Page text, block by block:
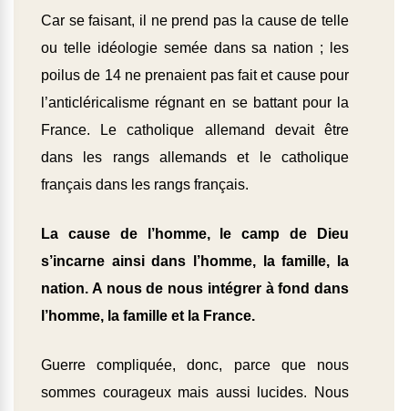
Car se faisant, il ne prend pas la cause de telle
ou telle idéologie semée dans sa nation ; les
poilus de 14 ne prenaient pas fait et cause pour
l’anticléricalisme régnant en se battant pour la
France. Le catholique allemand devait être
dans les rangs allemands et le catholique
français dans les rangs français.
La cause de l’homme, le camp de Dieu
s’incarne ainsi dans l’homme, la famille, la
nation. A nous de nous intégrer à fond dans
l’homme, la famille et la France.
Guerre compliquée, donc, parce que nous
sommes courageux mais aussi lucides. Nous